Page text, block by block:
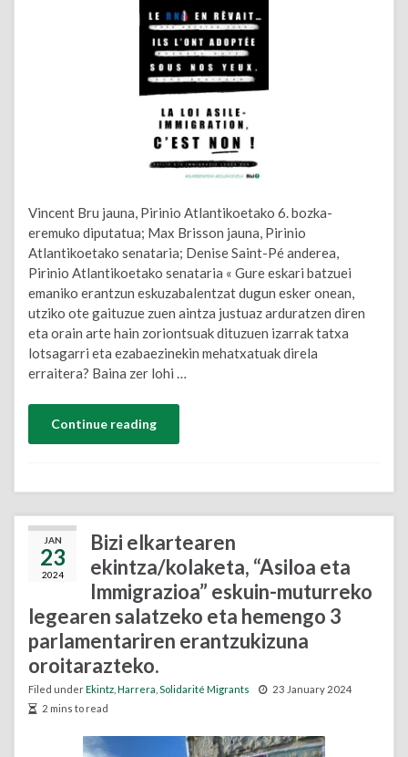
Vincent Bru jauna, Pirinio Atlantikoetako 6. bozka-
eremuko diputatua; Max Brisson jauna, Pirinio
Atlantikoetako senataria; Denise Saint-Pé anderea,
Pirinio Atlantikoetako senataria « Gure eskari batzuei
emaniko erantzun eskuzabalentzat dugun esker onean,
utziko ote gaituzue zuen aintza justuaz arduratzen diren
eta orain arte hain zoriontsuak dituzuen izarrak tatxa
lotsagarri eta ezabaezinekin mehatxatuak direla
erraitera? Baina zer lohi …
Continue reading
JAN
23
2024
Bizi elkartearen
ekintza/kolaketa, “Asiloa eta
Immigrazioa” eskuin-muturreko
legearen salatzeko eta hemengo 3
parlamentariren erantzukizuna
oroitarazteko.
Filed underEkintz Harrera Solidarité Migrants
23 January 2024
2 mins to read